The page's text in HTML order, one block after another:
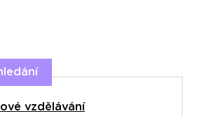
vzdělávání